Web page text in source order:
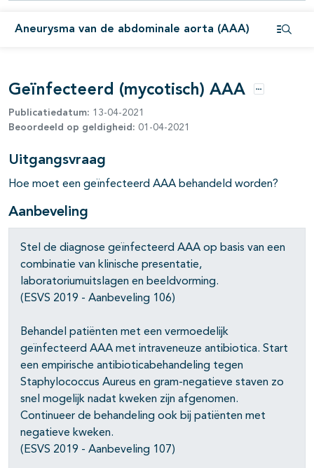
Aneurysma van de abdominale aorta (AAA)
open- en dichtklappen
open- en dichtklappen
Geïnfecteerd (mycotisch) AAA Opties
Publicatiedatum: 13-04-2021
Beoordeeld op geldigheid: 01-04-2021
Uitgangsvraag
Hoe moet een geïnfecteerd AAA behandeld worden?
Aanbeveling
Stel de diagnose geïnfecteerd AAA op basis van een
combinatie van klinische presentatie,
laboratoriumuitslagen en beeldvorming.
(ESVS 2019 - Aanbeveling 106)
Behandel patiënten met een vermoedelijk
geïnfecteerd AAA met intraveneuze antibiotica. Start
een empirische antibioticabehandeling tegen
Staphylococcus Aureus en gram-negatieve staven zo
snel mogelijk nadat kweken zijn afgenomen.
Continueer de behandeling ook bij patiënten met
negatieve kweken.
(ESVS 2019 - Aanbeveling 107)